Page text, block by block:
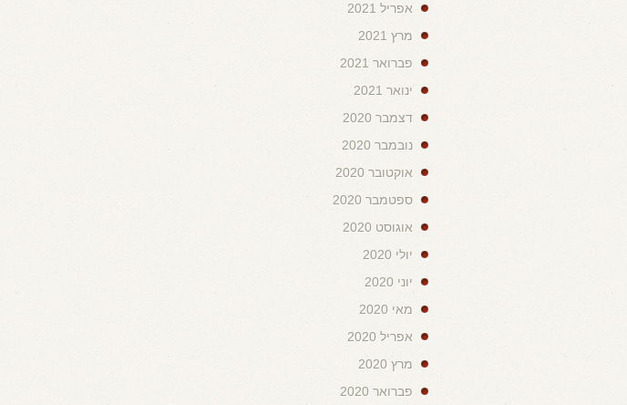
אפריל 2021
מרץ 2021
פברואר 2021
ינואר 2021
דצמבר 2020
נובמבר 2020
אוקטובר 2020
ספטמבר 2020
אוגוסט 2020
יולי 2020
יוני 2020
מאי 2020
אפריל 2020
מרץ 2020
פברואר 2020